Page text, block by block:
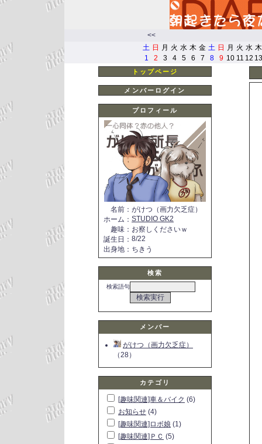
<<
土 日 月 火 水 木 金 土 日 月 火 水 木
1
2 3 4 5 6 7 8 9 10 11 12 13
トップページ
メンバーログイン
プロフィール
名前 ： がけつ（画力欠乏症）
ホーム ： STUDIO GK2
趣味 ： お察しくださいｗ
誕生日 ： 8/22
出身地 ： ちきう
検索
検索語句
メンバー
がけつ（画力欠乏症）
（28）
カテゴリ
[趣味関連]車＆バイク (6)
お知らせ (4)
[趣味関連]ロボ娘 (1)
[趣味関連]ＰＣ (5)